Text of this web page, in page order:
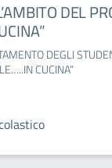
DEL
DEGLI
CUCINA”